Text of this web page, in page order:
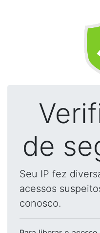
de
Seu IP fez
acessos
conosco.